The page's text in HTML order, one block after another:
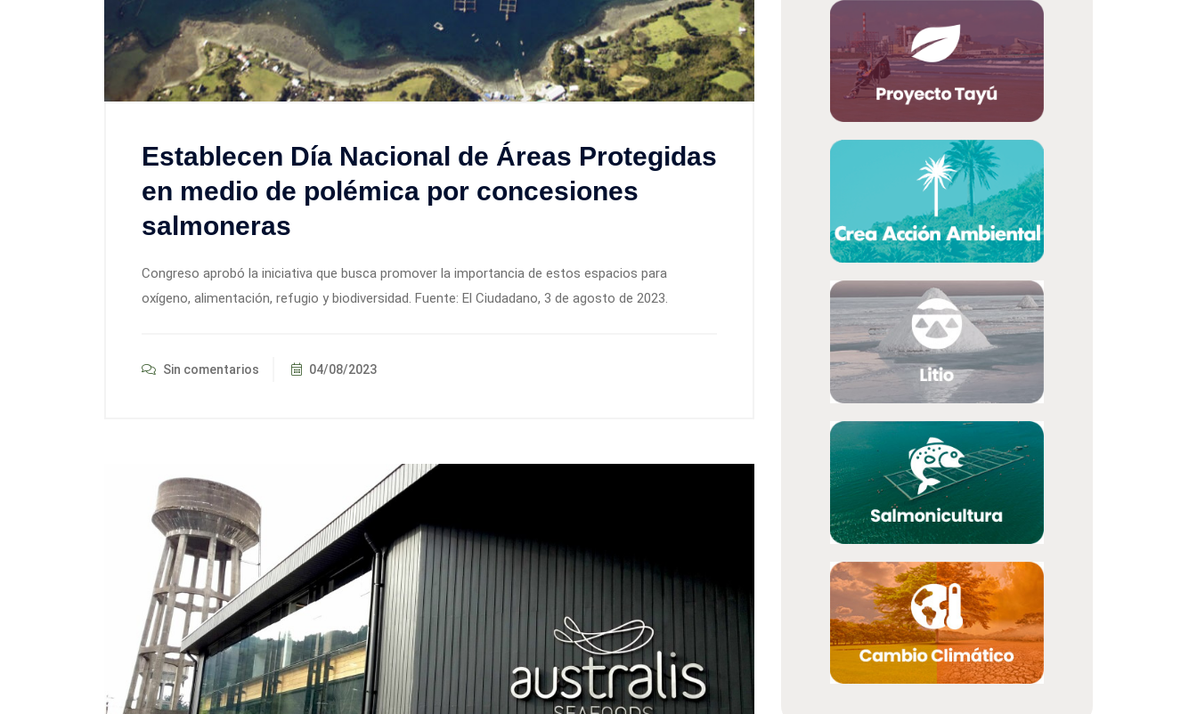
Establecen Día Nacional de Áreas Protegidas
en medio de polémica por concesiones
salmoneras
Congreso aprobó la iniciativa que busca promover la importancia de estos espacios para
oxígeno, alimentación, refugio y biodiversidad. Fuente: El Ciudadano, 3 de agosto de 2023.
Sin comentarios 04/08/2023